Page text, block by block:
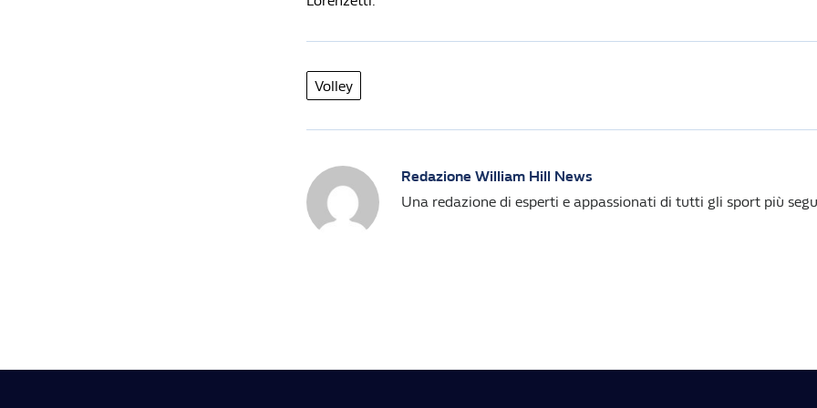
Volley
Redazione William Hill News
Una redazione di esperti e appassionati di tutti gli sport più